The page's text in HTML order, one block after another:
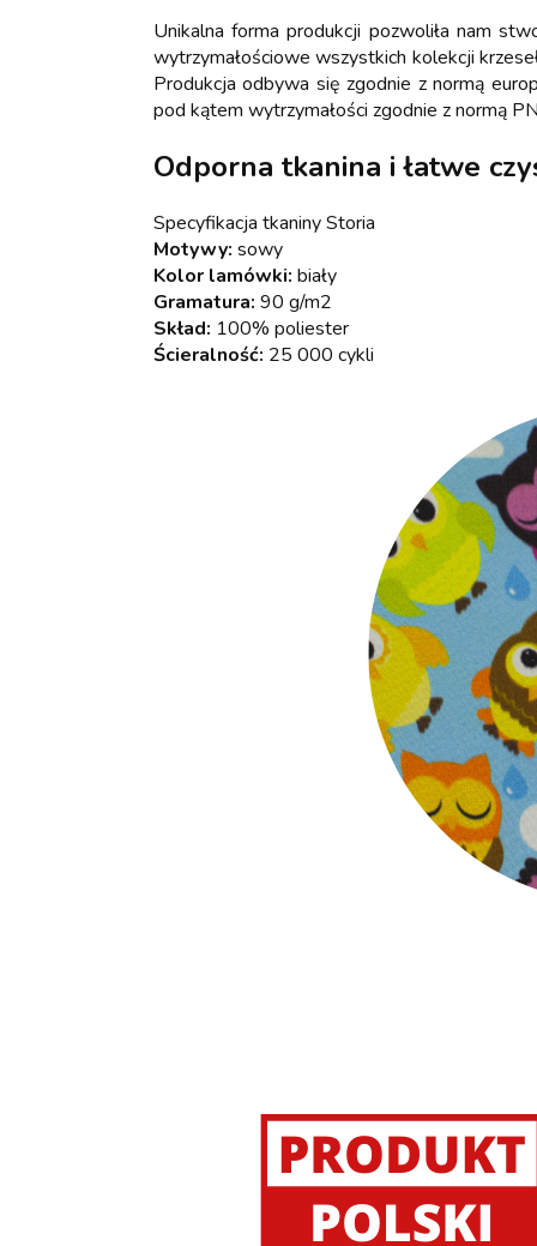
Unikalna forma produkcji pozwoliła nam
wytrzymałościowe wszystkich kolekcji
Produkcja odbywa się zgodnie z normą
pod kątem wytrzymałości zgodnie z normą
Odporna tkanina i łatwe
Specyfikacja tkaniny Storia
Motywy: sowy
Kolor lamówki: biały
Gramatura: 90 g/m2
Skład: 100% poliester
Ścieralność: 25 000 cykli